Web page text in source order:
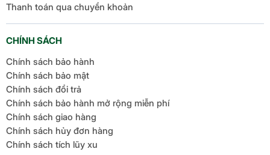
Thanh toán qua chuyển khoản
CHÍNH SÁCH
Chính sách bảo hành
Chính sách bảo mật
Chính sách đổi trả
Chính sách bảo hành mở rộng miễn phí
Chính sách giao hàng
Chính sách hủy đơn hàng
Chính sách tích lũy xu